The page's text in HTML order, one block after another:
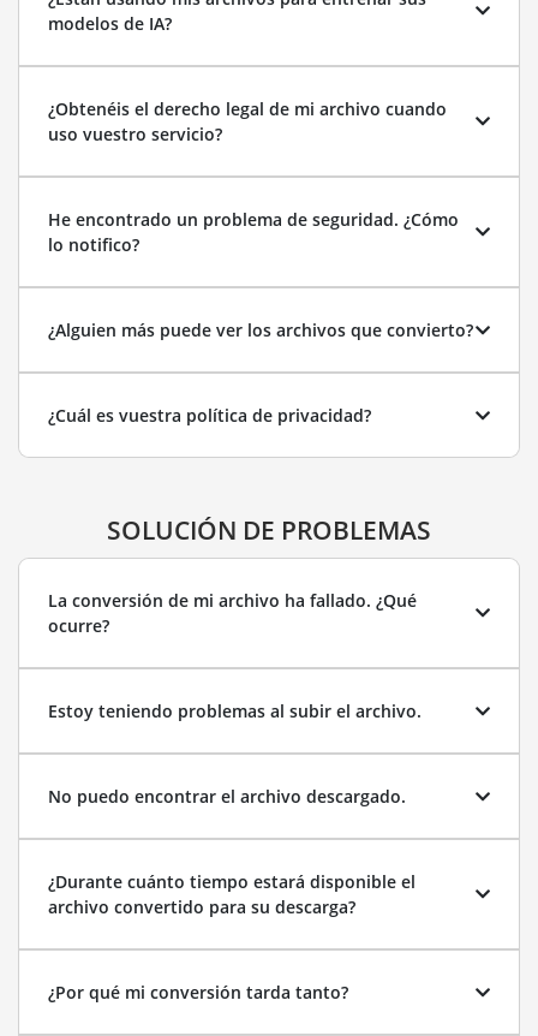
modelos de IA?
¿Obtenéis el derecho legal de mi archivo cuando
uso vuestro servicio?
He encontrado un problema de seguridad. ¿Cómo
lo notifico?
¿Alguien más puede ver los archivos que convierto?
¿Cuál es vuestra política de privacidad?
SOLUCIÓN DE PROBLEMAS
La conversión de mi archivo ha fallado. ¿Qué
ocurre?
Estoy teniendo problemas al subir el archivo.
No puedo encontrar el archivo descargado.
¿Durante cuánto tiempo estará disponible el
archivo convertido para su descarga?
¿Por qué mi conversión tarda tanto?